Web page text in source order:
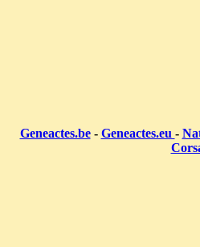
Geneactes.be- Geneactes.eu -